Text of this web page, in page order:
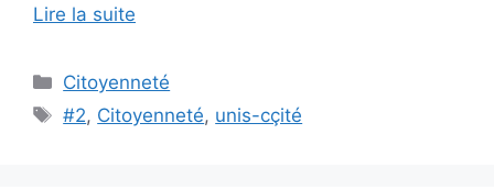
Lire la suite
Catégories
Citoyenneté
Étiquettes
#2, Citoyenneté, unis-cçité